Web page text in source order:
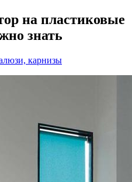
на пластиковые
знать
карнизы